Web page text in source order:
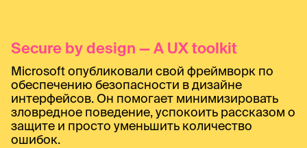
Secure by design — A UX toolkit
Microsoft опубликовали свой фреймворк по
обеспечению безопасности в дизайне
интерфейсов. Он помогает минимизировать
зловредное поведение, успокоить рассказом о
защите и просто уменьшить количество
ошибок.